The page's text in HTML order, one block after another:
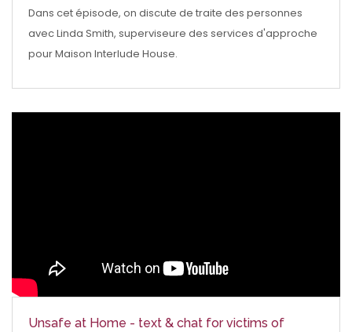
Dans cet épisode, on discute de traite des personnes
avec Linda Smith, superviseure des services d'approche
pour Maison Interlude House.
Unsafe at Home - text & chat for victims of